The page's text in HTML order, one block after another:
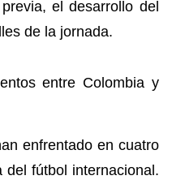
el desarrollo del
de la jornada.
entre Colombia y
enfrentado en cuatro
del fútbol internacional.